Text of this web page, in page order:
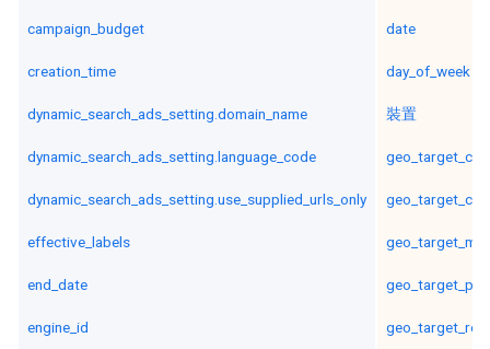
campaign_budget
creation_time
dynamic_search_ads_setting.domain_name
dynamic_search_ads_setting.language_code
dynamic_search_ads_setting.use_supplied_urls_only
effective_labels
end_date
engine_id
date
day_of_week
裝置
geo_target_city